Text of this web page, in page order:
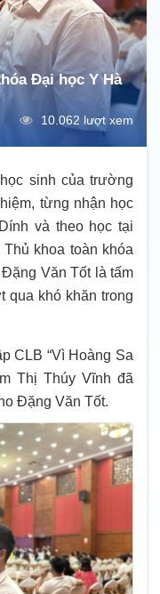
Đại học Y Hà
10.062 lượt xem
sinh của trường
từng nhận học
và theo học tại
khoa toàn khóa
Văn Tốt là tấm
khó khăn trong
CLB “Vì Hoàng Sa
Thị Thúy Vĩnh đã
Đặng Văn Tốt.